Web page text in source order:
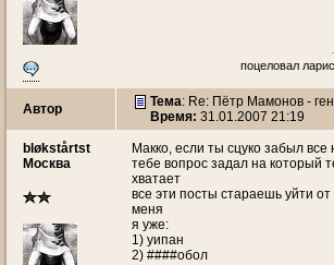
поцеловал
Автор Тема: Re: Пётр Мамонов -
Время: 31.01.2007 21:19
bløkstårtst
Москва
Макко, если ты сцуко забыл все
тебе вопрос задал на который
хватает
все эти посты стараешь уйти от
меня
я уже:
1) уипан
2) ####обол